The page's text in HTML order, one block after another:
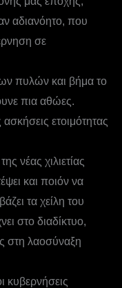
αδιανόητο, που
σε
πυλών και βήμα το
πια αθώες.
ετοιμότητας
νέας χιλιετίας
και ποιόν να
τα χείλη του
στο διαδίκτυο,
στη λαοσύναξη
κυβερνήσεις